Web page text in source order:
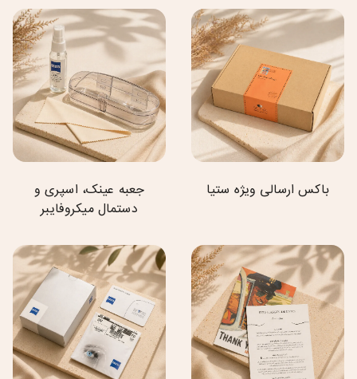
باکس ارسالی ویژه ستیا
جعبه عینک، اسپری و
دستمال میکروفایبر